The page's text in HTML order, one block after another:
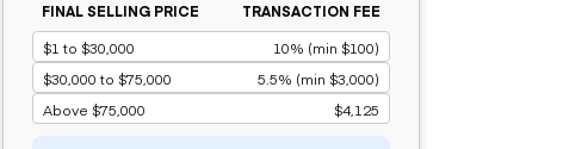
FINAL SELLING PRICE
TRANSACTION FEE
$1 to $30,000
10% (min $100)
$30,000 to $75,000
5.5% (min $3,000)
Above $75,000
$4,125